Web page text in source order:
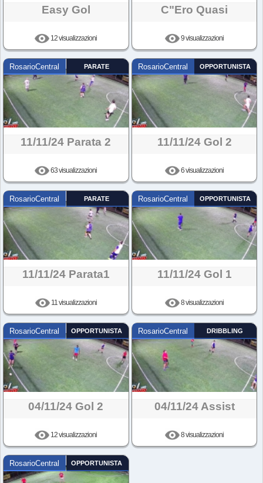
Easy Gol
12 visualizzazioni
C"ero Quasi
9 visualizzazioni
RosarioCentral PARATE
11/11/24 Parata 2
63 visualizzazioni
RosarioCentral OPPORTUNISTA
11/11/24 Gol 2
6 visualizzazioni
RosarioCentral PARATE
11/11/24 Parata1
11 visualizzazioni
RosarioCentral OPPORTUNISTA
11/11/24 Gol 1
8 visualizzazioni
RosarioCentral OPPORTUNISTA
04/11/24 Gol 2
12 visualizzazioni
RosarioCentral DRIBBLING
04/11/24 Assist
8 visualizzazioni
RosarioCentral OPPORTUNISTA